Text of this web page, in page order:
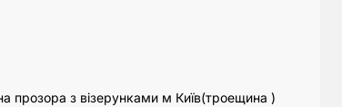
прозора з візерунками м Київ(троещина )